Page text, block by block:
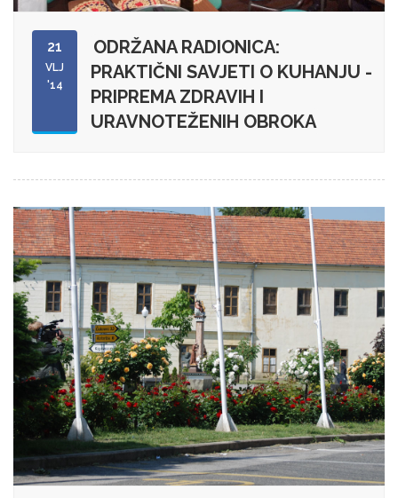
21
VLJ
'14
ODRŽANA RADIONICA:
PRAKTIČNI SAVJETI O KUHANJU -
PRIPREMA ZDRAVIH I
URAVNOTEŽENIH OBROKA